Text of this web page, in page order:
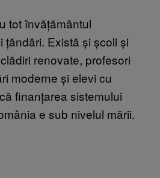
tot învățământul
țăndări. Există și școli și
renovate, profesori
moderne și elevi cu
finanțarea sistemului
e sub nivelul mării.